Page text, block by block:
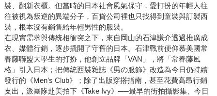
裝、翻新衣櫃。但當時的日本社會風氣保守，愛打扮的年輕人往
往被視為叛逆的異端分子，百貨公司裡也只找得到童裝與訂製西
裝，根本沒有銷售給年輕男性的服裝。
在現實需求與傳統相衝突之下，來自岡山的石津謙介透過推廣成
衣、媒體行銷，逐步撬開了守舊的日本。石津戰前便仰慕美國常
春藤聯盟大學生的打扮，他創立品牌「VAN」，將「常春藤風
格」引入日本；把傳統西裝雜誌《男の服飾》改造為今日仍持續
發行的《Men’s Club》；除了出版穿搭指南，甚至花費高昂行銷
支出，派團隊赴美拍下《Take Ivy》──最早的街拍攝影集、今日